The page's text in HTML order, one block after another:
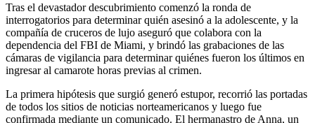
Tras el devastador descubrimiento comenzó la ronda de
interrogatorios para determinar quién asesinó a la adolescente, y la
compañía de cruceros de lujo aseguró que colabora con la
dependencia del FBI de Miami, y brindó las grabaciones de las
cámaras de vigilancia para determinar quiénes fueron los últimos en
ingresar al camarote horas previas al crimen.
La primera hipótesis que surgió generó estupor, recorrió las portadas
de todos los sitios de noticias norteamericanos y luego fue
confirmada mediante un comunicado. El hermanastro de Anna, un